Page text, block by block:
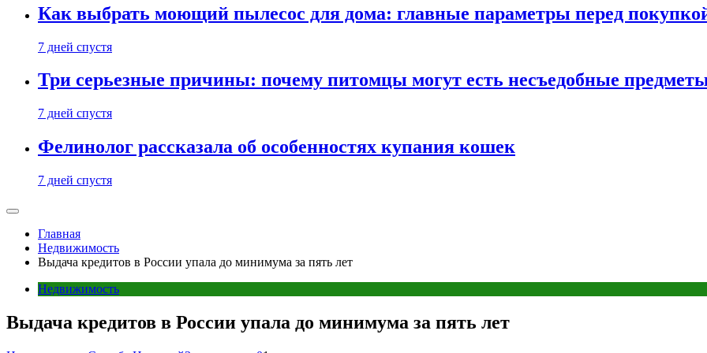
Как выбрать моющий пылесос для дома: главные параметры перед
7 дней спустя
Три серьезные причины: почему питомцы могут есть несъедобные
7 дней спустя
Фелинолог рассказала об особенностях купания кошек
7 дней спустя
Главная
Недвижимость
Выдача кредитов в России упала до минимума за пять лет
Недвижимость
Выдача кредитов в России упала до минимума за пять лет